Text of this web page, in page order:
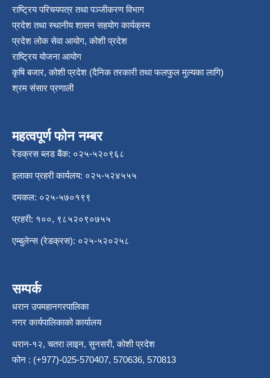
राष्ट्रिय परिचयपत्र तथा पञ्‍जीकरण विभाग
प्रदेश तथा स्थानीय शासन सहयोग कार्यक्रम
प्रदेश लोक सेवा आयोग, कोशी प्रदेश
राष्ट्रिय योजना आयोग
कृषि बजार, कोशी प्रदेश (दैनिक तरकारी तथा फलफुल मुल्यका लागि)
श्रम संसार प्रणाली
महत्वपूर्ण फोन नम्बर
रेडक्रस ब्लड बैंक: ०२५-५२०९६८
इलाका प्रहरी कार्यलय: ०२५-५२४५५५
दमकल: ०२५-५७०१९९
प्रहरी: १००, ९८५२०९०७५५
एम्बुलेन्स (रेडक्रस): ०२५-५२०२५८
सम्पर्क
धरान उपमहानगरपालिका
नगर कार्यपालिकाको कार्यालय
धरान-१२, चतरा लाइन, सुनसरी, कोशी प्रदेश
फोन : (+977)-025-570407, 570636, 570813